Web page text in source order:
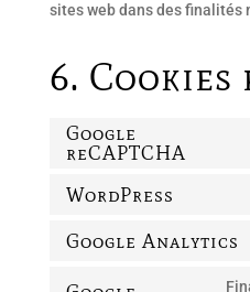
sites web dans des finalités
6. Cookies
Google
reCAPTCHA
WordPress
Google Analytics